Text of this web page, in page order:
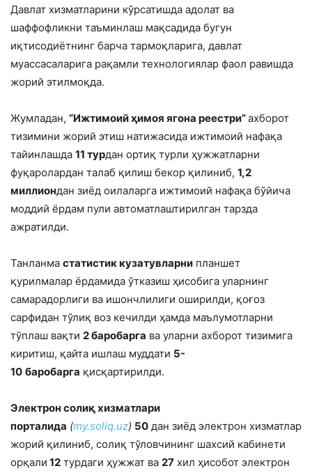
Давлат хизматларини кўрсатишда адолат ва
шаффофликни таъминлаш мақсадида бугун
иқтисодиётнинг барча тармоқларига, давлат
муассасаларига рақамли технологиялар фаол равишда
жорий этилмоқда.
Жумладан, “Ижтимоий ҳимоя ягона реестри”ахборот
тизимини жорий этиш натижасида ижтимоий нафақа
тайинлашда 11 турдан ортиқ турли ҳужжатларни
фуқаролардан талаб қилиш бекор қилиниб, 1,2
миллиондан зиёд оилаларга ижтимоий нафақа бўйича
моддий ёрдам пули автоматлаштирилган тарзда
ажратилди.
Танланма статистик кузатувларни планшет
қурилмалар ёрдамида ўтказиш ҳисобига уларнинг
самарадорлиги ва ишончлилиги оширилди, қоғоз
сарфидан тўлиқ воз кечилди ҳамда маълумотларни
тўплаш вақти 2 баробарга ва уларни ахборот тизимига
киритиш, қайта ишлаш муддати 5-
10 баробарга қисқартирилди.
Электрон солиқ хизматлари
порталида (my.soliq.uz) 50 дан зиёд электрон хизматлар
жорий қилиниб, солиқ тўловчининг шахсий кабинети
орқали 12 турдаги ҳужжат ва 27 хил ҳисобот электрон